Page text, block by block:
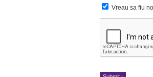
Vreau sa fiu